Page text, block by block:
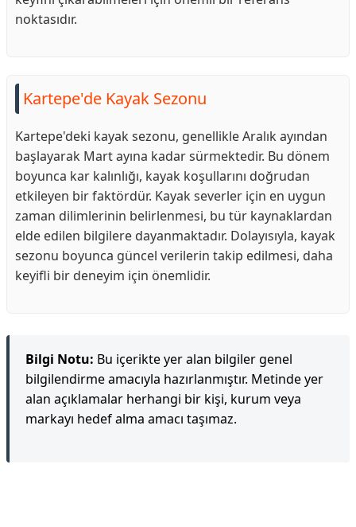
noktasıdır.
Kartepe'de Kayak Sezonu
Kartepe'deki kayak sezonu, genellikle Aralık ayından
başlayarak Mart ayına kadar sürmektedir. Bu dönem
boyunca kar kalınlığı, kayak koşullarını doğrudan
etkileyen bir faktördür. Kayak severler için en uygun
zaman dilimlerinin belirlenmesi, bu tür kaynaklardan
elde edilen bilgilere dayanmaktadır. Dolayısıyla, kayak
sezonu boyunca güncel verilerin takip edilmesi, daha
keyifli bir deneyim için önemlidir.
Bilgi Notu: Bu içerikte yer alan bilgiler genel
bilgilendirme amacıyla hazırlanmıştır. Metinde yer
alan açıklamalar herhangi bir kişi, kurum veya
markayı hedef alma amacı taşımaz.